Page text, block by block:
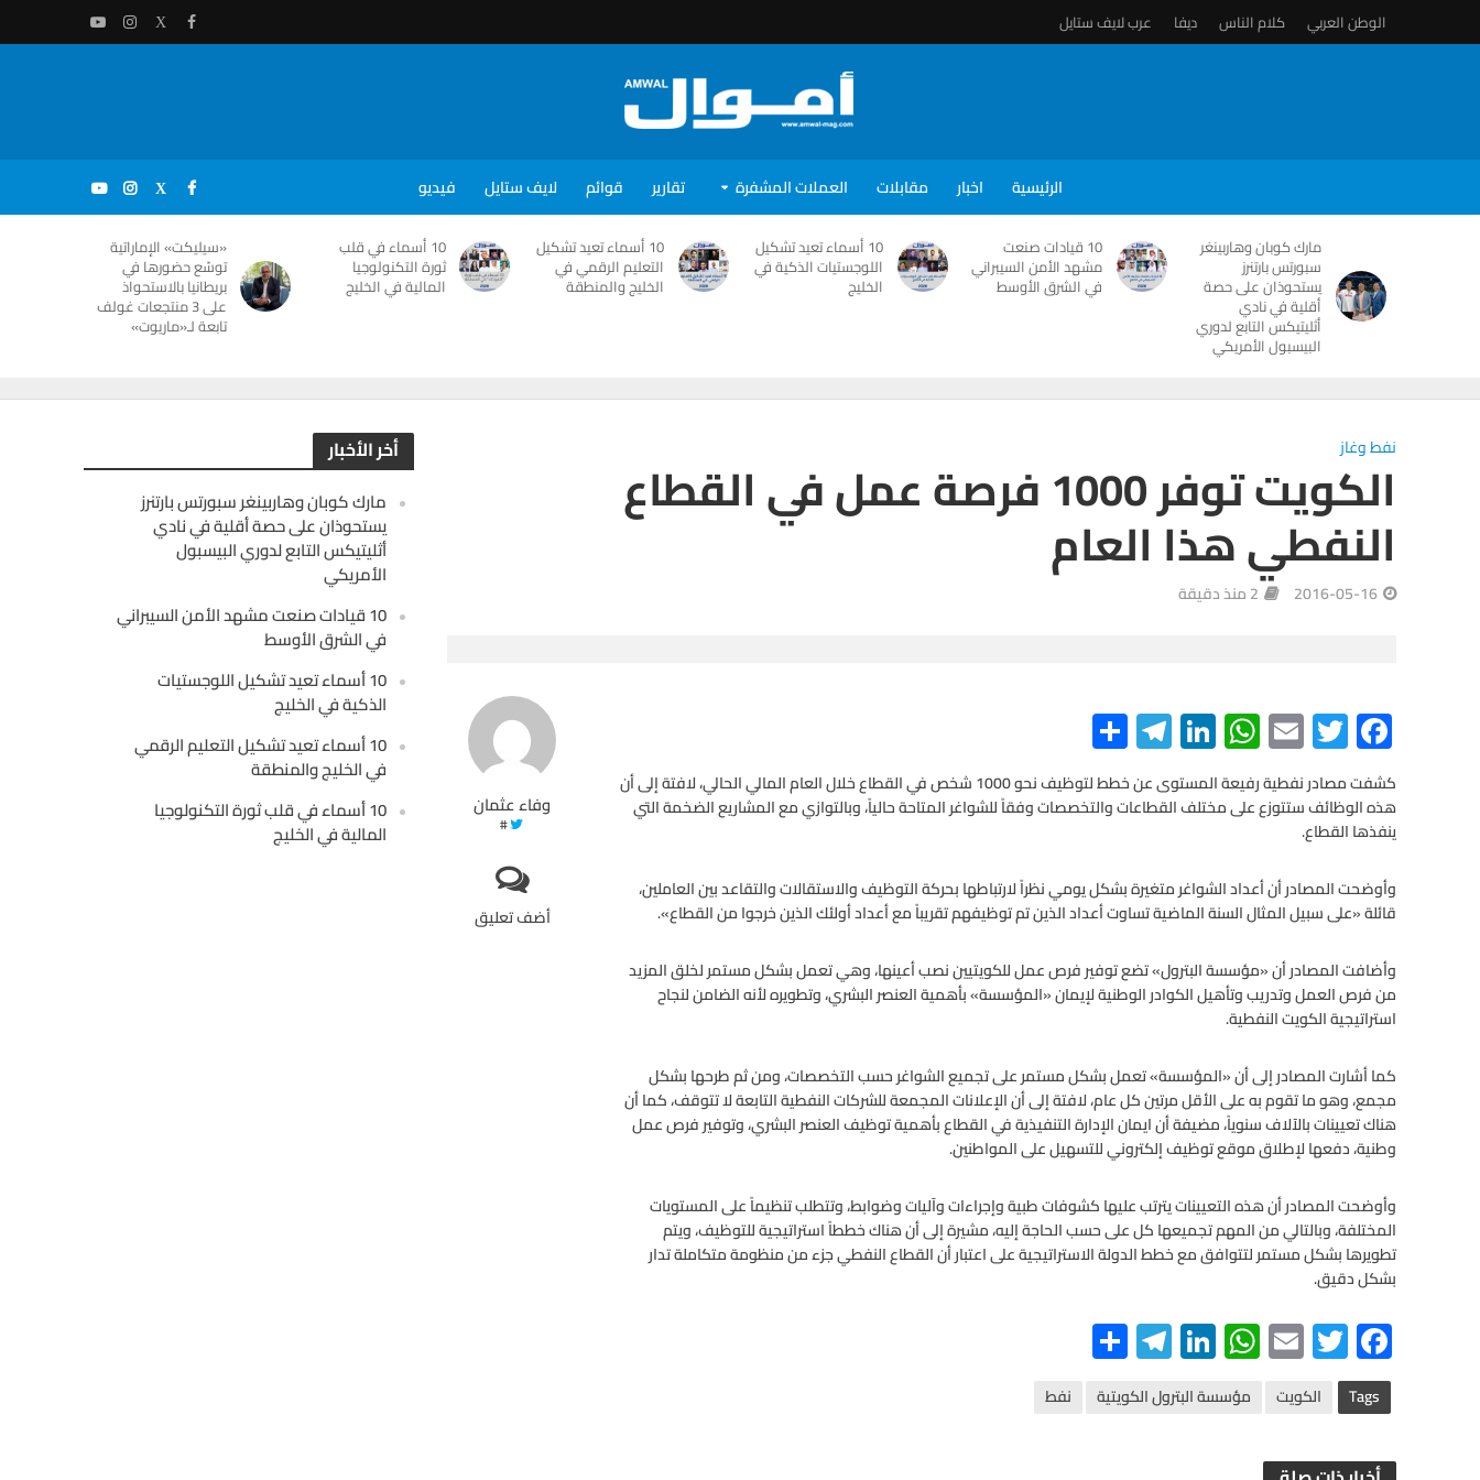
الوطن العربي كلام الناس ديفا عرب لايف ستايل
الرئيسية اخبار مقابلات العملات المشفرة تقارير قوائم لايف ستايل فيديو
مارك كوبان وهاربينغر
سبورتس بارتنرز
يستحوذان على حصة
أقلية في نادي
أثليتيكس التابع لدوري
البيسبول الأمريكي
10 قيادات صنعت
مشهد الأمن السيبراني
في الشرق الأوسط
10 أسماء تعيد تشكيل
اللوجستيات الذكية في
الخليج
10 أسماء تعيد تشكيل
التعليم الرقمي في
الخليج والمنطقة
10 أسماء في قلب
ثورة التكنولوجيا
المالية في الخليج
«سيليكت» الإماراتية
توسّع حضورها في
بريطانيا بالاستحواذ
على 3 منتجعات غولف
تابعة لـ«ماريوت»
أخر الأخبار
مارك كوبان وهاربينغر سبورتس بارتنرز
يستحوذان على حصة أقلية في نادي
أثليتيكس التابع لدوري البيسبول
الأمريكي
10 قيادات صنعت مشهد الأمن السيبراني
في الشرق الأوسط
10 أسماء تعيد تشكيل اللوجستيات
الذكية في الخليج
10 أسماء تعيد تشكيل التعليم الرقمي
في الخليج والمنطقة
10 أسماء في قلب ثورة التكنولوجيا
المالية في الخليج
نفط وغاز
الكويت توفر 1000 فرصة عمل في القطاع
النفطي هذا العام
2016-05-16 2 منذ دقيقة
وفاء عثمان
#
أضف تعليق
F
ac
e
b
o
o
k
T
wi
tt
er
E
m
ail
W
h
at
A
p
Li
n
ke
n
Te
le
gr
m
S
h
ar
كشفت مصادر نفطية رفيعة المستوى عن خطط لتوظيف نحو 1000 شخص في القطاع خلال العام المالي الحالي، لافتة إلى أن
هذه الوظائف ستتوزع على مختلف القطاعات والتخصصات وفقاً للشواغر المتاحة حالياً، وبالتوازي مع المشاريع الضخمة التي
ينفذها القطاع.
وأوضحت المصادر أن أعداد الشواغر متغيرة بشكل يومي نظراً لارتباطها بحركة التوظيف والاستقالات والتقاعد بين العاملين،
قائلة «على سبيل المثال السنة الماضية تساوت أعداد الذين تم توظيفهم تقريباً مع أعداد أولئك الذين خرجوا من القطاع».
وأضافت المصادر أن «مؤسسة البترول» تضع توفير فرص عمل للكويتيين نصب أعينها، وهي تعمل بشكل مستمر لخلق المزيد
من فرص العمل وتدريب وتأهيل الكوادر الوطنية لإيمان «المؤسسة» بأهمية العنصر البشري، وتطويره لأنه الضامن لنجاح
استراتيجية الكويت النفطية.
كما أشارت المصادر إلى أن «المؤسسة» تعمل بشكل مستمر على تجميع الشواغر حسب التخصصات، ومن ثم طرحها بشكل
مجمع، وهو ما تقوم به على الأقل مرتين كل عام، لافتة إلى أن الإعلانات المجمعة للشركات النفطية التابعة لا تتوقف، كما أن
هناك تعيينات بالآلاف سنوياً، مضيفة أن ايمان الإدارة التنفيذية في القطاع بأهمية توظيف العنصر البشري، وتوفير فرص عمل
وطنية، دفعها لإطلاق موقع توظيف إلكتروني للتسهيل على المواطنين.
وأوضحت المصادر أن هذه التعيينات يترتب عليها كشوفات طبية وإجراءات وآليات وضوابط، وتتطلب تنظيماً على المستويات
المختلفة، وبالتالي من المهم تجميعها كل على حسب الحاجة إليه، مشيرة إلى أن هناك خططاً استراتيجية للتوظيف، ويتم
تطويرها بشكل مستمر لتتوافق مع خطط الدولة الاستراتيجية على اعتبار أن القطاع النفطي جزء من منظومة متكاملة تدار
بشكل دقيق.
F
ac
e
b
T
wi
tt
er
E
m
ail
W
h
at
Li
n
ke
Te
le
gr
S
h
ar Tags الكويت مؤسسة البترول الكويتية نفط